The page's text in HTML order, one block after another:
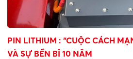
PIN LITHIUM : “CUỘC CÁCH
VÀ SỰ BỀN BỈ 10 NĂM